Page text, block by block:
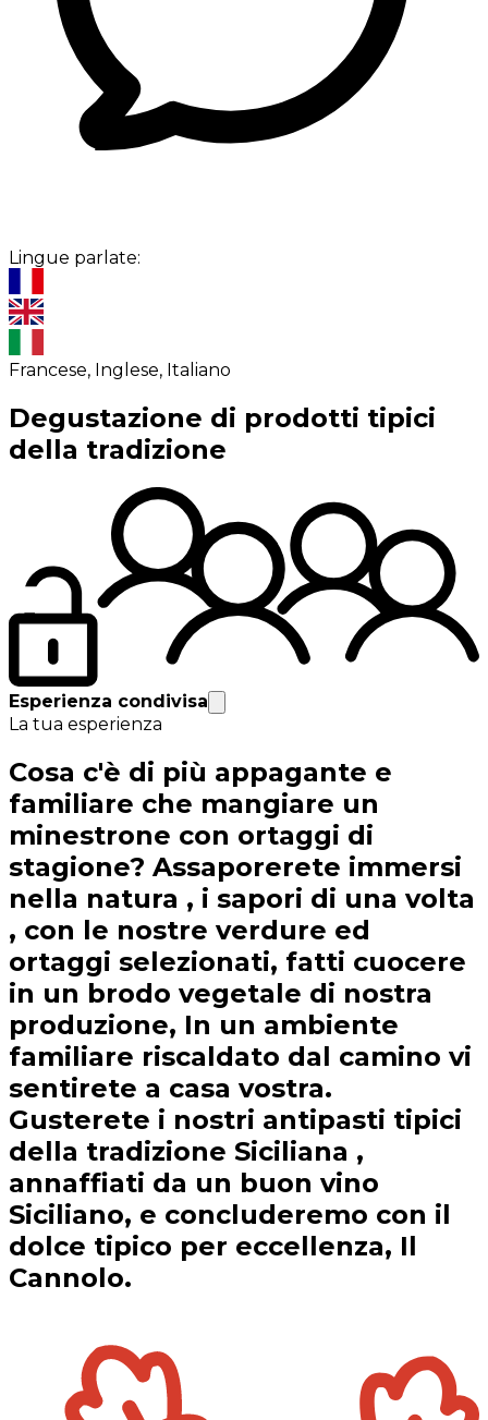
Lingue parlate:
Francese, Inglese, Italiano
Degustazione di prodotti tipici
della tradizione
Esperienza condivisa
La tua esperienza
Cosa c'è di più appagante e
familiare che mangiare un
minestrone con ortaggi di
stagione? Assaporerete immersi
nella natura , i sapori di una volta
, con le nostre verdure ed
ortaggi selezionati, fatti cuocere
in un brodo vegetale di nostra
produzione, In un ambiente
familiare riscaldato dal camino vi
sentirete a casa vostra.
Gusterete i nostri antipasti tipici
della tradizione Siciliana ,
annaffiati da un buon vino
Siciliano, e concluderemo con il
dolce tipico per eccellenza, Il
Cannolo.